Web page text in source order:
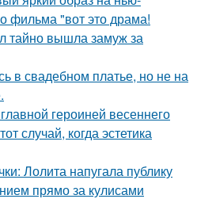
фильма "вот это драма!
тайно вышла замуж за
в свадебном платье, но не на
героиней весеннего
случай, когда эстетика
Лолита напугала публику
прямо за кулисами